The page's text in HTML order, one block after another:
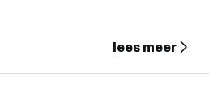
is een toevluchtsoord van
een panoramisch uitzicht en
Of u nu kiest voor een suite
u kunt niets minder dan
lees meer